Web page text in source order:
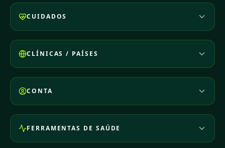
CUIDADOS
CLÍNICAS / PAÍSES
CONTA
FERRAMENTAS DE SAÚDE